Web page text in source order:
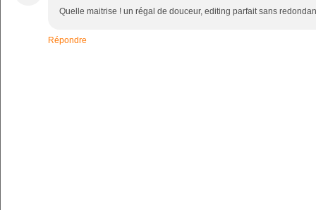
Quelle maitrise ! un régal de douceur, editing parfait sans
Répondre